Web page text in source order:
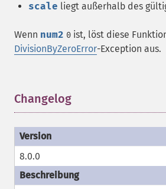
scale liegt außerhalb des
Wenn num2 0 ist, löst diese
DivisionByZeroError-Exception aus.
Changelog
8.0.0